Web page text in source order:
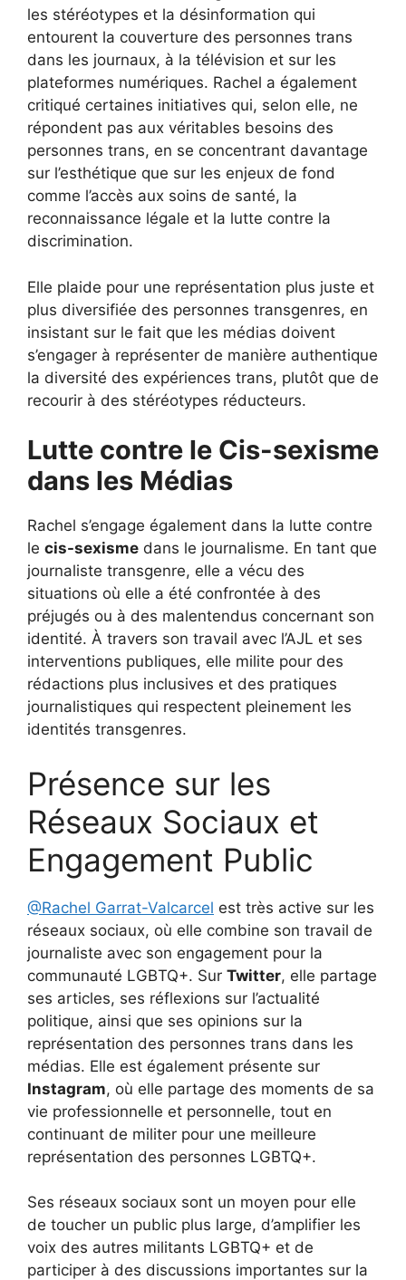
les stéréotypes et la désinformation qui
entourent la couverture des personnes trans
dans les journaux, à la télévision et sur les
plateformes numériques. Rachel a également
critiqué certaines initiatives qui, selon elle, ne
répondent pas aux véritables besoins des
personnes trans, en se concentrant davantage
sur l’esthétique que sur les enjeux de fond
comme l’accès aux soins de santé, la
reconnaissance légale et la lutte contre la
discrimination.
Elle plaide pour une représentation plus juste et
plus diversifiée des personnes transgenres, en
insistant sur le fait que les médias doivent
s’engager à représenter de manière authentique
la diversité des expériences trans, plutôt que de
recourir à des stéréotypes réducteurs.
Lutte contre le Cis-sexisme
dans les Médias
Rachel s’engage également dans la lutte contre
le cis-sexisme dans le journalisme. En tant que
journaliste transgenre, elle a vécu des
situations où elle a été confrontée à des
préjugés ou à des malentendus concernant son
identité. À travers son travail avec l’AJL et ses
interventions publiques, elle milite pour des
rédactions plus inclusives et des pratiques
journalistiques qui respectent pleinement les
identités transgenres.
Présence sur les
Réseaux Sociaux et
Engagement Public
@Rachel Garrat-Valcarcel est très active sur les
réseaux sociaux, où elle combine son travail de
journaliste avec son engagement pour la
communauté LGBTQ+. Sur Twitter, elle partage
ses articles, ses réflexions sur l’actualité
politique, ainsi que ses opinions sur la
représentation des personnes trans dans les
médias. Elle est également présente sur
Instagram, où elle partage des moments de sa
vie professionnelle et personnelle, tout en
continuant de militer pour une meilleure
représentation des personnes LGBTQ+.
Ses réseaux sociaux sont un moyen pour elle
de toucher un public plus large, d’amplifier les
voix des autres militants LGBTQ+ et de
participer à des discussions importantes sur la